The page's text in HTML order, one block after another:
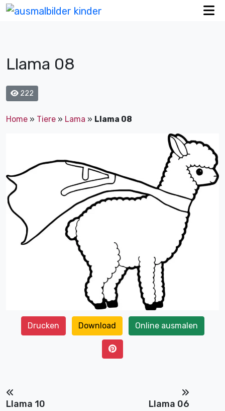
Llama 08
222
Home » Tiere » Lama » Llama 08
Drucken Download Online ausmalen
Llama 10 Llama 06